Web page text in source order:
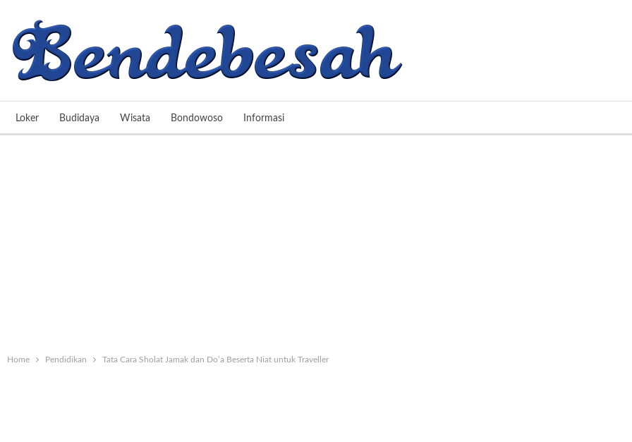
Loker Budidaya Wisata Bondowoso Informasi
Home Pendidikan Tata Cara Sholat Jamak dan Do’a Beserta Niat untuk Traveller